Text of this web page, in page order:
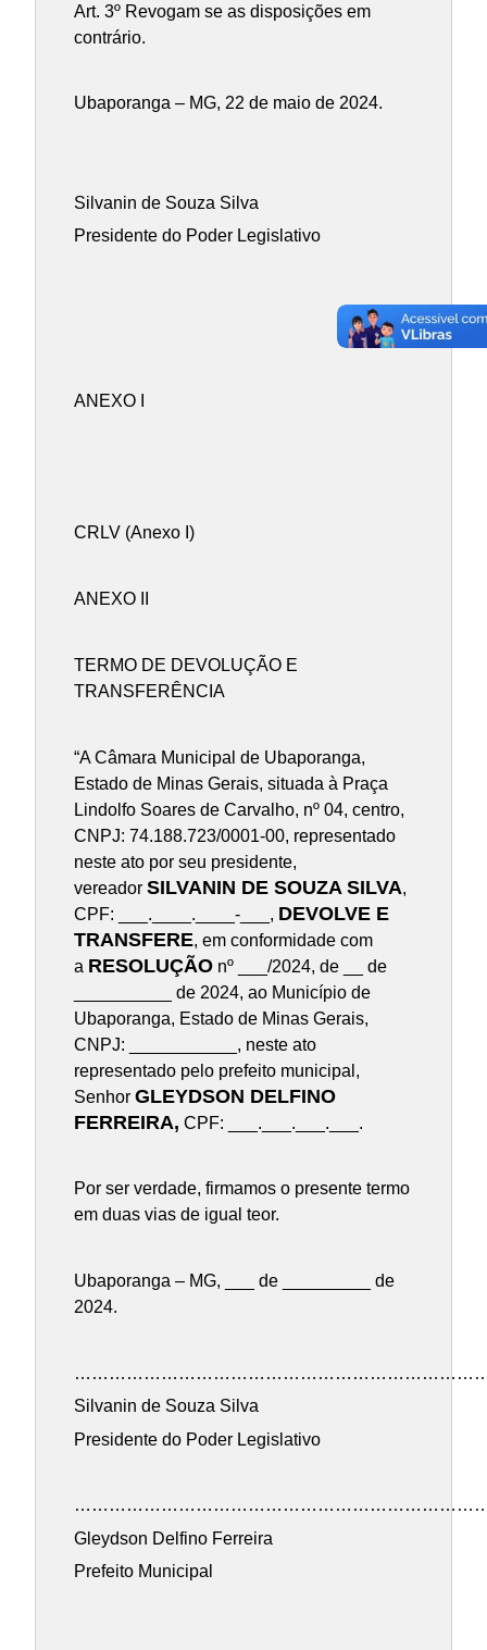
Art. 3º Revogam se as disposições em
contrário.
Ubaporanga – MG, 22 de maio de 2024.
Silvanin de Souza Silva
Presidente do Poder Legislativo
ANEXO I
CRLV (Anexo I)
ANEXO II
TERMO DE DEVOLUÇÃO E
TRANSFERÊNCIA
“A Câmara Municipal de Ubaporanga,
Estado de Minas Gerais, situada à Praça
Lindolfo Soares de Carvalho, nº 04, centro,
CNPJ: 74.188.723/0001-00, representado
neste ato por seu presidente,
vereadorSILVANIN DE SOUZA SILVA,
CPF: ___.____.____-___, DEVOLVE E
TRANSFERE, em conformidade com
a RESOLUÇÃO nº ___/2024, de __ de
__________ de 2024, ao Município de
Ubaporanga, Estado de Minas Gerais,
CNPJ: ___________, neste ato
representado pelo prefeito municipal,
SenhorGLEYDSON DELFINO
FERREIRA, CPF: ___.___.___.___.
Por ser verdade, firmamos o presente termo
em duas vias de igual teor.
Ubaporanga – MG, ___ de _________ de
2024.
Silvanin de Souza Silva
Presidente do Poder Legislativo
Gleydson Delfino Ferreira
Prefeito Municipal